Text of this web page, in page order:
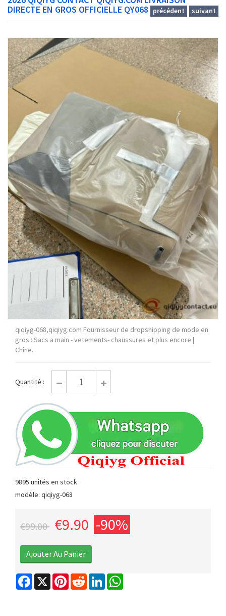
DIRECTE EN GROS OFFICIELLE QY068
précédent suivant
qiqiyg-068,qiqiyg.com Fournisseur de dropshipping de mode en
gros : Sacs a main - vetements- chaussures et plus encore |
Chine..
Quantité :
9895 unités en stock
modèle: qiqiyg-068
€99.00 €9.90 -90%
Facebook
X PinterestReddit LinkedIn